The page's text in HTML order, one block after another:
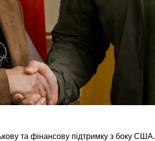
та фінансову підтримку з боку США.